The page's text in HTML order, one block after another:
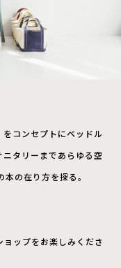
コンセプトにベッドル
タリーまであらゆる空
の在り方を探る。
ップをお楽しみくださ